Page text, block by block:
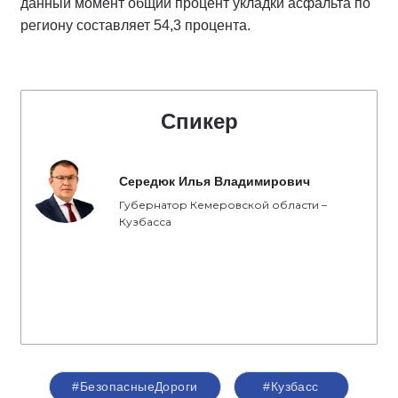
данный момент общий процент укладки асфальта по
региону составляет 54,3 процента.
Спикер
Середюк Илья Владимирович
Губернатор Кемеровской области –
Кузбасса
#БезопасныеДороги #Кузбасс